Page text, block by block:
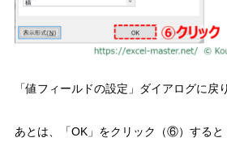
「値フィールドの設定」ダイアログに戻
あとは、 「OK」をクリック（⑥） すると